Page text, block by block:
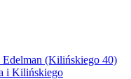
(Kilińskiego 40)
i Kilińskiego